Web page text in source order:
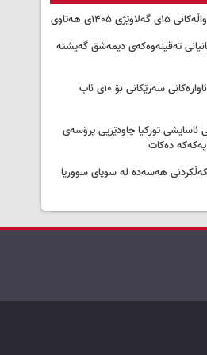
۱۴۰۵ی هەتاوی
تەقینەوەکەی دیمەشق گەیشتە
گەڕانەوەی ئاوارەکانی سەرێکانی بۆ ۱۰ی ئاب
ئاسایشی تورکیا چاودێریی پرۆسەی
دەکات
هەسەدە لە سوپای سووریا